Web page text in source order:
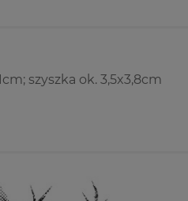
szyszka ok. 3,5x3,8cm